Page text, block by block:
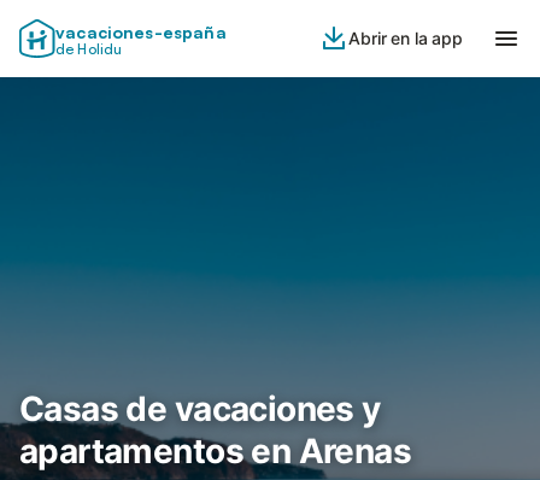
vacaciones-españa
de Holidu
Abrir en la app
Casas de vacaciones y
apartamentos en Arenas